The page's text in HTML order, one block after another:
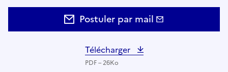
Postuler par mail
Télécharger
PDF – 26Ko